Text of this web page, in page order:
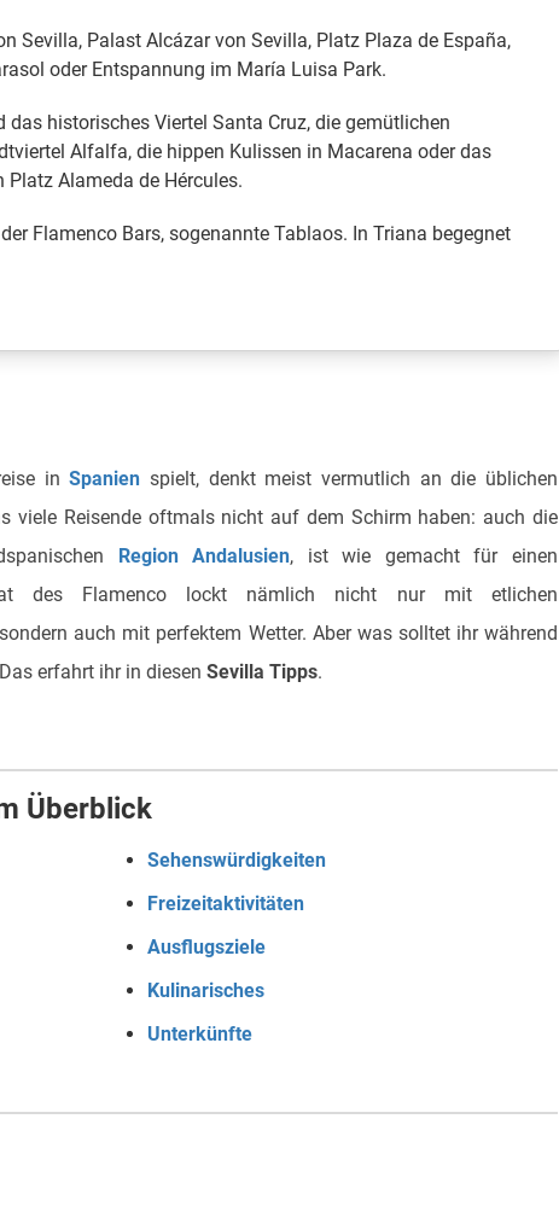
Sevilla, Palast Alcázar von Sevilla, Platz Plaza de España,
oder Entspannung im María Luisa Park.
das historisches Viertel Santa Cruz, die gemütlichen
Alfalfa, die hippen Kulissen in Macarena oder das
Alameda de Hércules.
Flamenco Bars, sogenannte Tablaos. In Triana begegnet
inSpanien spielt, denkt meist vermutlich an die üblichen
viele Reisende oftmals nicht auf dem Schirm haben: auch die
Region Andalusien, ist wie gemacht für einen
des Flamenco lockt nämlich nicht nur mit etlichen
auch mit perfektem Wetter. Aber was solltet ihr während
erfahrt ihr in diesen Sevilla Tipps.
Überblick
Sehenswürdigkeiten
Freizeitaktivitäten
Ausflugsziele
Kulinarisches
Unterkünfte